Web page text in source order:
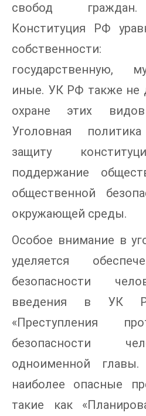
свобод
Конституция РФ
государственную,
иные. УК РФ также не
охране этих видов
Уголовная
защиту
поддержание
общественной
окружающей среды.
Особое внимание в
уделяется
безопасности
введения в УК
«Преступления
безопасности
одноименной
наиболее опасные
такие как